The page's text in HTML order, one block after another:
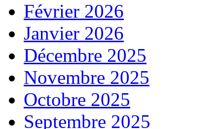
Février 2026
Janvier 2026
Décembre 2025
Novembre 2025
Octobre 2025
Septembre 2025